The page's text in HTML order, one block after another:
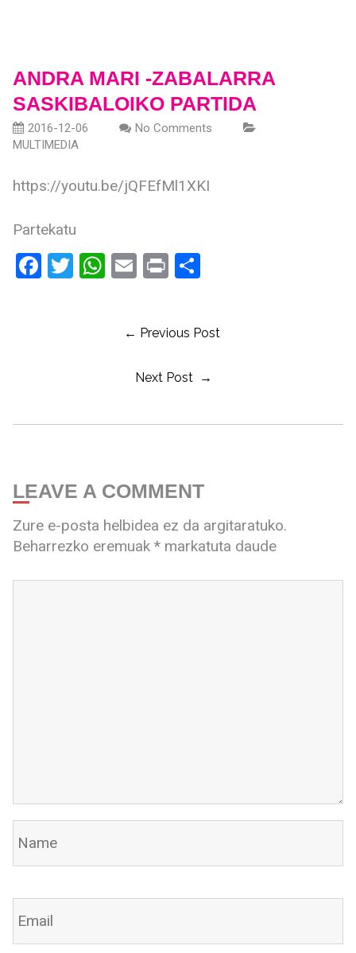
ANDRA MARI -ZABALARRA
SASKIBALOIKO PARTIDA
2016-12-06
No Comments
MULTIMEDIA
https://youtu.be/jQFEfMl1XKI
Partekatu
Facebook
Twitter
WhatsApp
Email
PrintShare
← Previous Post
Next Post →
LEAVE A COMMENT
Zure e-posta helbidea ez da argitaratuko.
Beharrezko eremuak *markatuta daude